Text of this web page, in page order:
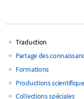
Main
Traduction
Partage des
Formations
Productions
Collections spéciales